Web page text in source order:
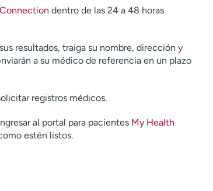
dentro de las 24 a 48 horas
resultados, traiga su nombre, dirección y
a su médico de referencia en un plazo
registros médicos.
al portal para pacientes My Health
estén listos.